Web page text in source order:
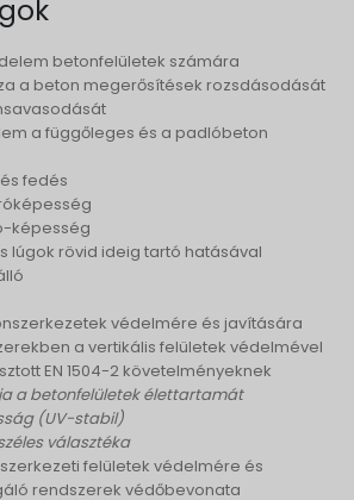
betonfelületek számára
a beton megerősítések rozsdásodását
a függőleges és a padlóbeton
fedés
képesség
lúgok rövid ideig tartó hatásával
védelmére és javítására
a vertikális felületek védelmével
EN 1504-2 követelményeknek
a betonfelületek élettartamát
(UV-stabil)
választéka
felületek védelmére és
rendszerek védőbevonata